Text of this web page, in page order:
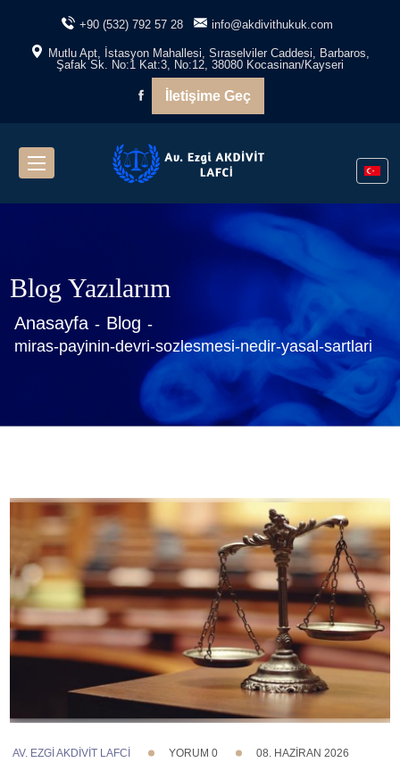
+90 (532) 792 57 28 info@akdivithukuk.com
Mutlu Apt, İstasyon Mahallesi, Sıraselviler Caddesi, Barbaros,
Şafak Sk. No:1 Kat:3, No:12, 38080 Kocasinan/Kayseri
İletişime Geç
Blog Yazılarım
Anasayfa Blog
miras-payinin-devri-sozlesmesi-nedir-yasal-sartlari
AV. EZGI AKDİVİT LAFCİ YORUM 0 08. HAZIRAN 2026